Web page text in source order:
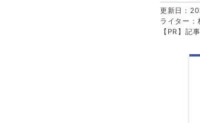
更新日：
ライター：
【PR】記